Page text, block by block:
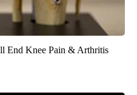
End Knee Pain & Arthritis